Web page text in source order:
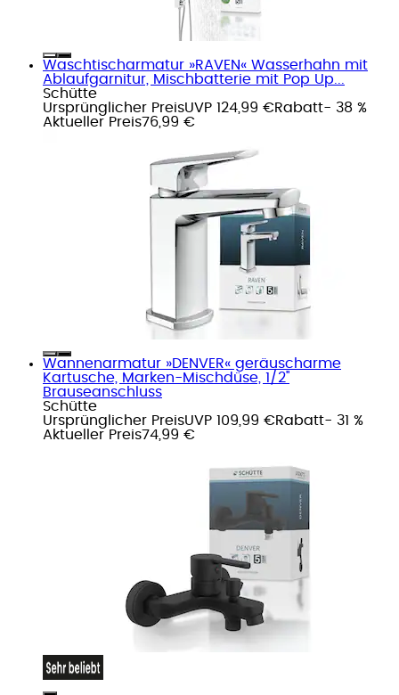
Waschtischarmatur »RAVEN« Wasserhahn mit
Ablaufgarnitur, Mischbatterie mit Pop Up...
Schütte
Ursprünglicher PreisUVP 124,99 €Rabatt- 38 %
Aktueller Preis76,99 €
Wannenarmatur »DENVER« geräuscharme
Kartusche, Marken-Mischdüse, 1/2''
Brauseanschluss
Schütte
Ursprünglicher PreisUVP 109,99 €Rabatt- 31 %
Aktueller Preis74,99 €